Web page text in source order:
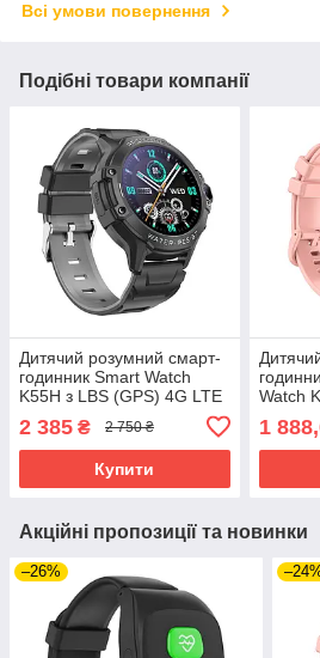
Всі умови повернення
Подібні товари компанії
Дитячий розумний смарт-
годинник Smart Watch
K55H з LBS (GPS) 4G LTE
2 385 ₴ 2 750 ₴
Купити
Watch
1
Акційні пропозиції та новинки
–26%